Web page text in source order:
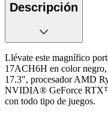
Descripción
Llévate este magnífico
17ACH6H en color
17.3", procesador AMD
NVIDIA® GeForce
con todo tipo de juegos.